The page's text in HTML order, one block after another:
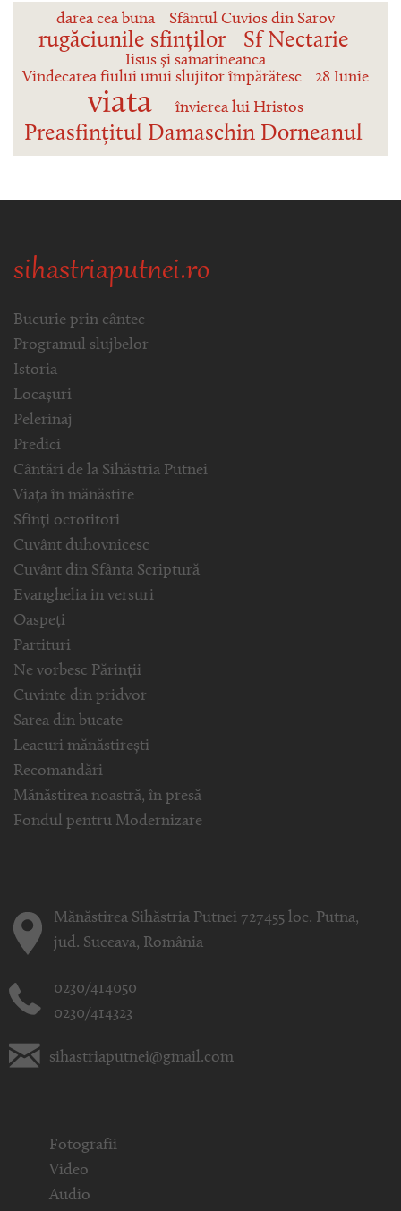
darea cea buna Sfântul Cuvios din Sarov
rugăciunile sfinților Sf Nectarie
Iisus și samarineanca
Vindecarea fiului unui slujitor împărătesc
28 Iunie
viata învierea lui Hristos
Preasfințitul Damaschin Dorneanul
sihastriaputnei.ro
Bucurie prin cântec
Programul slujbelor
Istoria
Locașuri
Pelerinaj
Predici
Cântări de la Sihăstria Putnei
Viața în mănăstire
Sfinți ocrotitori
Cuvânt duhovnicesc
Cuvânt din Sfânta Scriptură
Evanghelia in versuri
Oaspeți
Partituri
Ne vorbesc Părinții
Cuvinte din pridvor
Sarea din bucate
Leacuri mănăstirești
Recomandări
Mănăstirea noastră, în presă
Fondul pentru Modernizare
Mănăstirea Sihăstria Putnei 727455 loc. Putna,
jud. Suceava, România
0230/414050
0230/414323
sihastriaputnei@gmail.com
Fotografii
Video
Audio